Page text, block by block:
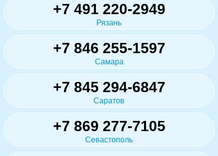
+7 491 220-2949
Рязань
+7 846 255-1597
Самара
+7 845 294-6847
Саратов
+7 869 277-7105
Севастополь